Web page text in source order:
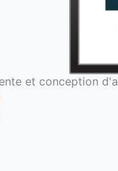
et conception